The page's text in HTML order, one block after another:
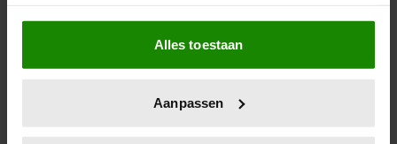
Als u het toestaat, willen we ook graag:
Informatie verzamelen over uw geografische
locatie, die tot een paar meter nauwkeurig kan zijn
scannen op specifieke eigenschappen (fingerprinting)
Alles toestaan
Aanpassen